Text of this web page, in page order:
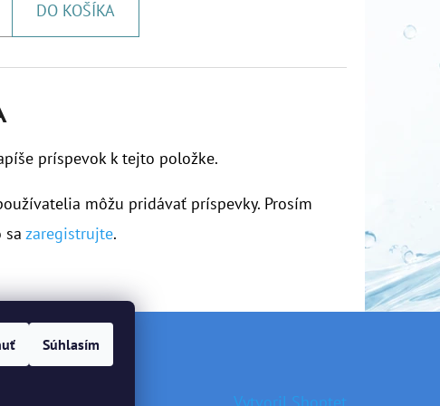
Súhlasím
DO KOŠÍKA
príspevok k tejto položke.
môžu pridávať príspevky. Prosím
sazaregistrujte.